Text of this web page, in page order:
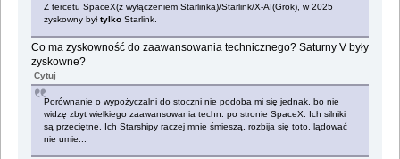
Z tercetu SpaceX(z wyłączeniem Starlinka)/Starlink/X-AI(Grok), w 2025
zyskowny byłtylkoStarlink.
Co ma zyskowność do zaawansowania technicznego? Saturny V były
zyskowne?
Cytuj
Porównanie o wypożyczalni do stoczni nie podoba mi się jednak, bo nie
widzę zbyt wielkiego zaawansowania techn. po stronie SpaceX. Ich silniki
są przeciętne. Ich Starshipy raczej mnie śmieszą, rozbija się toto, lądować
nie umie...